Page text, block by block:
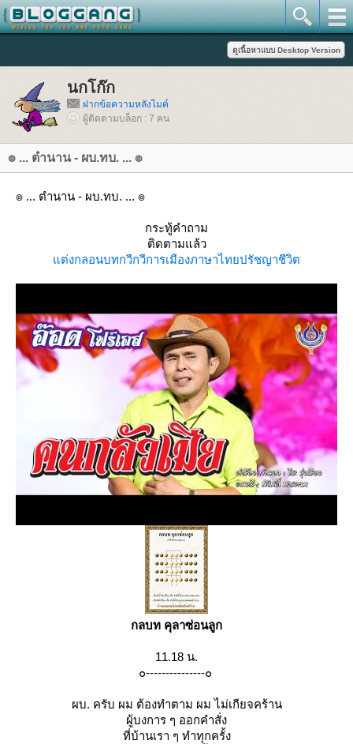
นกโก๊ก
ฝากข้อความหลังไมค์
ผู้ติดตามบล็อก : 7 คน
๏ ... ตำนาน - ผบ.ทบ. ... ๏
๏ ... ตำนาน - ผบ.ทบ. ... ๏
กระทู้คำถาม
ติดตามแล้ว
ต่งกลอนบทกวีกวีการเมืองภาษาไทปรัชญาชีวิต
กลบท คุลาซ่อนลูก
11.18 น.
๐---------------๐
ผบ. ครับ ผม ต้องทำตาม ผม ไม่เกียจคร้าน
ผู้บงการ ๆ ออกคำสั่ง
ที่บ้านเรา ๆ ทำทุกครั้ง